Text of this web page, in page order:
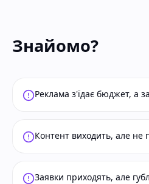
Знайомо?
Реклама з'їдає бюджет, а
Контент виходить, але не
Заявки приходять, але